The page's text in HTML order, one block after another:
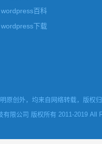
wordpress百科
wordpress下载
原创外，均来自网络转载，版权
限公司 版权所有 2011-2019